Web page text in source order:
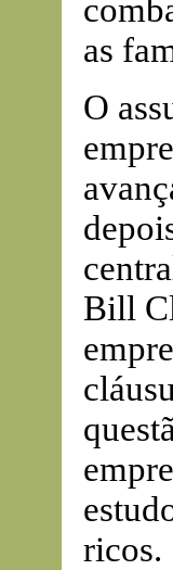
as
O
Bill
ricos.